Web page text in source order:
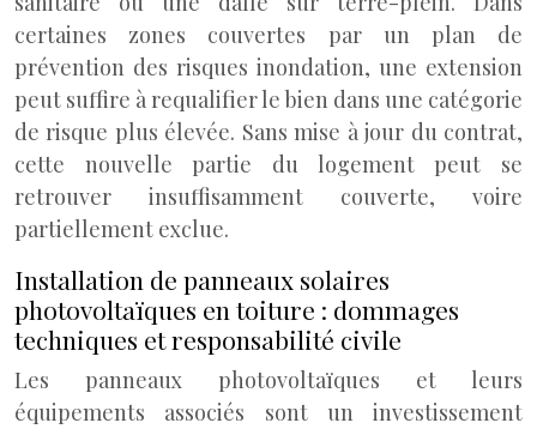
certaines zones couvertes par un plan de
prévention des risques inondation, une extension
peut suffire à requalifier le bien dans une catégorie
de risque plus élevée. Sans mise à jour du contrat,
cette nouvelle partie du logement peut se
retrouver insuffisamment couverte, voire
partiellement exclue.
Installation de panneaux solaires
photovoltaïques en toiture : dommages
techniques et responsabilité civile
Les panneaux photovoltaïques et leurs
équipements associés sont un investissement